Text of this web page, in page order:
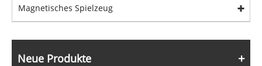
Magnetisches Spielzeug
Neue Produkte